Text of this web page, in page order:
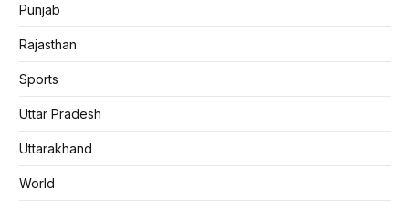
Punjab
Rajasthan
Sports
Uttar Pradesh
Uttarakhand
World